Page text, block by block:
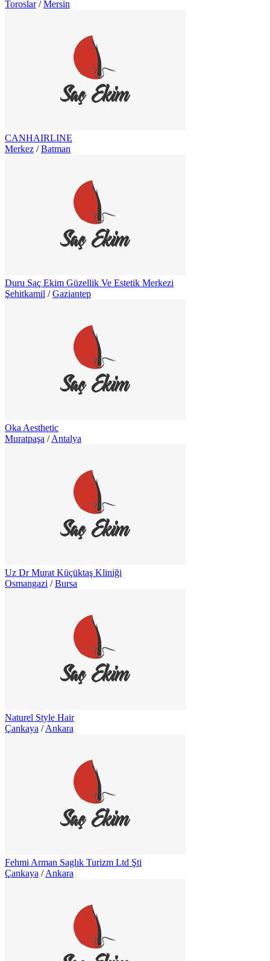
Toroslar/Mersin
CANHAIRLINE
Merkez /Batman
Duru Saç Ekim Güzellik Ve Estetik Merkezi
Şehitkamil /Gaziantep
Oka Aesthetic
Muratpaşa /Antalya
Uz Dr Murat Küçüktaş Kliniği
Osmangazi /Bursa
Naturel Style Hair
Çankaya /Ankara
Fehmi Arman Saglık Turizm Ltd Şti
Çankaya /Ankara